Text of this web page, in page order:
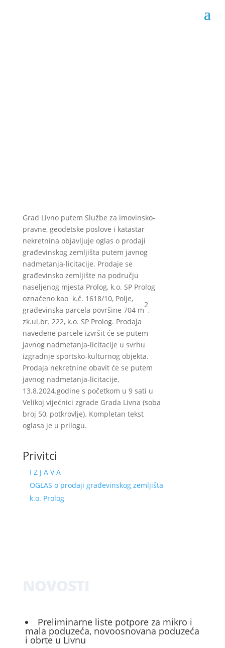
Grad Livno putem Službe za imovinsko-
pravne, geodetske poslove i katastar
nekretnina objavljuje oglas o prodaji
građevinskog zemljišta putem javnog
nadmetanja-licitacije. Prodaje se
građevinsko zemljište na području
naseljenog mjesta Prolog, k.o. SP Prolog
označeno kao k.č. 1618/10, Polje,
građevinska parcela površine 704 m
2
,
zk.ul.br. 222, k.o. SP Prolog. Prodaja
navedene parcele izvršit će se putem
javnog nadmetanja-licitacije u svrhu
izgradnje sportsko-kulturnog objekta.
Prodaja nekretnine obavit će se putem
javnog nadmetanja-licitacije,
13.8.2024.godine s početkom u 9 sati u
Velikoj vijećnici zgrade Grada Livna (soba
broj 50, potkrovlje). Kompletan tekst
oglasa je u prilogu.
Privitci
I Z J A V A
OGLAS o prodaji građevinskog zemljišta
k.o. Prolog
Preliminarne liste potpore za mikro i
mala poduzeća, novoosnovana poduzeća
i obrte u Livnu